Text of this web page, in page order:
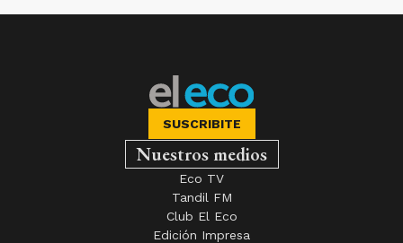
SUSCRIBITE
Nuestros medios
Eco TV
Tandil FM
Club El Eco
Edición Impresa